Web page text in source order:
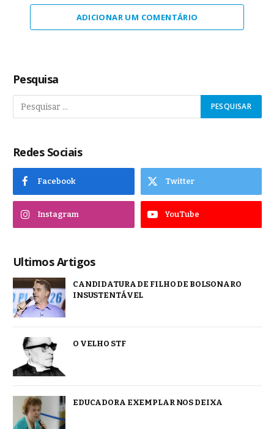
ADICIONAR UM COMENTÁRIO
Pesquisa
Redes Sociais
Facebook Twitter
Instagram YouTube
Ultimos Artigos
CANDIDATURA DE FILHO DE BOLSONARO
INSUSTENTÁVEL
O VELHO STF
EDUCADORA EXEMPLAR NOS DEIXA